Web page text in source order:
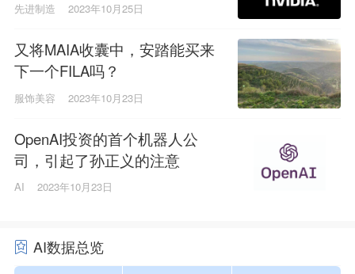
先进制造 2023年10月25日
又将MAIA收囊中，安踏能买来
下一个FILA吗？
服饰美容 2023年10月23日
OpenAI投资的首个机器人公
司，引起了孙正义的注意
AI 2023年10月23日
AI数据总览